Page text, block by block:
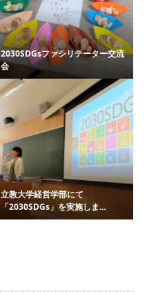
2030SDGsファシリテーター交流
会
立教大学経営学部にて
「2030SDGs」を実施しま...